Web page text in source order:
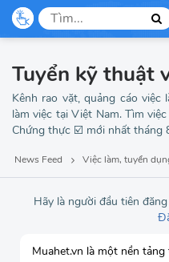
Thợ may
Tuyển kỹ thuật
Kênh rao vặt, quảng cáo
làm việc tại Việt Nam. Tìm
Chứng thực ☑️ mới nhất tháng
News Feed Việc làm, tuyển
Hãy là người đầu tiên
Muahet.vn là một nền